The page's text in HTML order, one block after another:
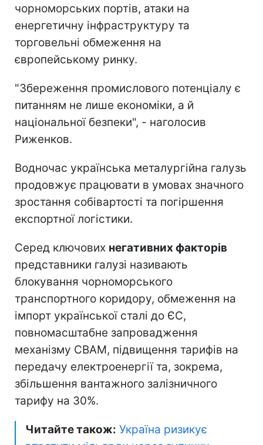
чорноморських портів, атаки на
енергетичну інфраструктуру та
торговельні обмеження на
європейському ринку.
"Збереження промислового потенціалу є
питанням не лише економіки, а й
національної безпеки", - наголосив
Риженков.
Водночас українська металургійна галузь
продовжує працювати в умовах значного
зростання собівартості та погіршення
експортної логістики.
Серед ключових негативних факторів
представники галузі називають
блокування чорноморського
транспортного коридору, обмеження на
імпорт української сталі до ЄС,
повномасштабне запровадження
механізму CBAM, підвищення тарифів на
передачу електроенергії та, зокрема,
збільшення вантажного залізничного
тарифу на 30%.
Читайте також: Україна ризикує